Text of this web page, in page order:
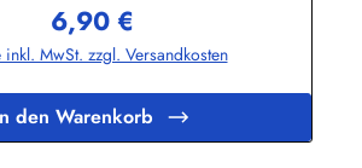
Regulärer Preis:
6,90 €
inkl. MwSt. zzgl. Versandkosten
den Warenkorb